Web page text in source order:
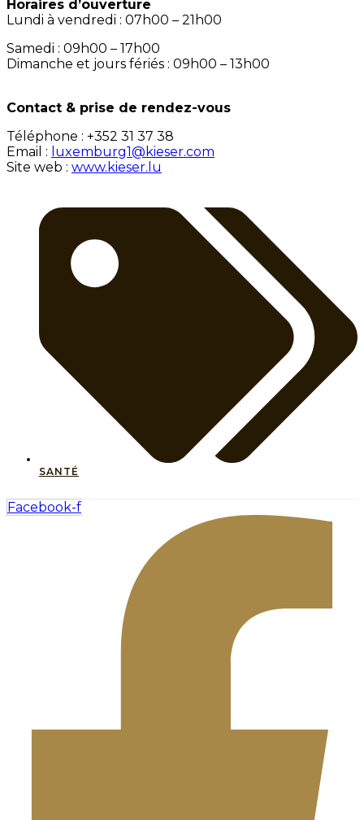
Horaires d’ouverture
Lundi à vendredi : 07h00 – 21h00
Samedi : 09h00 – 17h00
Dimanche et jours fériés : 09h00 – 13h00
Contact & prise de rendez-vous
Téléphone : +352 31 37 38
Email : luxemburg1@kieser.com
Site web : www.kieser.lu
SANTÉ
Facebook-f